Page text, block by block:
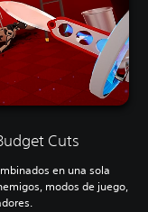
Cuts
en una sola
modos de juego,